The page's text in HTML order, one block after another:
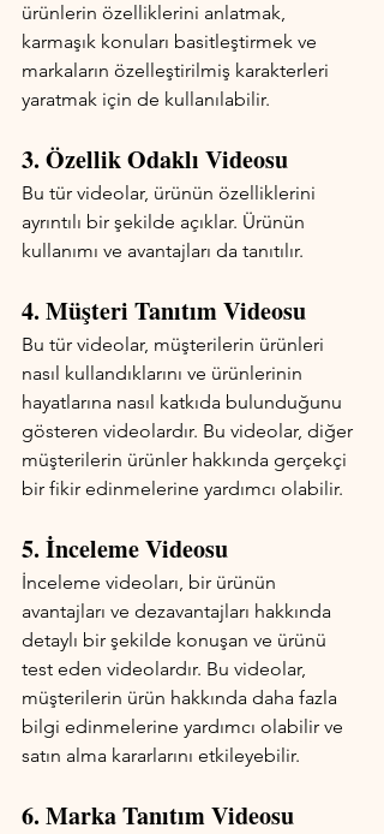
ürünlerin özelliklerini anlatmak,
karmaşık konuları basitleştirmek ve
markaların özelleştirilmiş karakterleri
yaratmak için de kullanılabilir.
3. Özellik Odaklı Videosu
Bu tür videolar, ürünün özelliklerini
ayrıntılı bir şekilde açıklar. Ürünün
kullanımı ve avantajları da tanıtılır.
4. Müşteri Tanıtım Videosu
Bu tür videolar, müşterilerin ürünleri
nasıl kullandıklarını ve ürünlerinin
hayatlarına nasıl katkıda bulunduğunu
gösteren videolardır. Bu videolar, diğer
müşterilerin ürünler hakkında gerçekçi
bir fikir edinmelerine yardımcı olabilir.
5. İnceleme Videosu
İnceleme videoları, bir ürünün
avantajları ve dezavantajları hakkında
detaylı bir şekilde konuşan ve ürünü
test eden videolardır. Bu videolar,
müşterilerin ürün hakkında daha fazla
bilgi edinmelerine yardımcı olabilir ve
satın alma kararlarını etkileyebilir.
6. Marka Tanıtım Videosu